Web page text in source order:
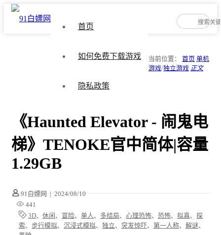
首页
如何免费下载游戏
隐私政策
当前位置： 首页 单机
游戏/独立游戏 正文
《Haunted Elevator - 闹鬼电
梯》TENOKE官中简体|容量
1.29GB
91白嫖网 | 2024/08/10
441
3D、 休闲 、 冒险、 单人、 多结局、 心理恐怖、 恐怖、 拟真、 探
索、 步行模拟、 沉浸式模拟、 独立、 突发惊吓、 第一人称、 解谜、